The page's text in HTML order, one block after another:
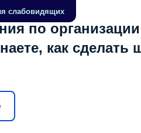
слабовидящих
по
как сделать